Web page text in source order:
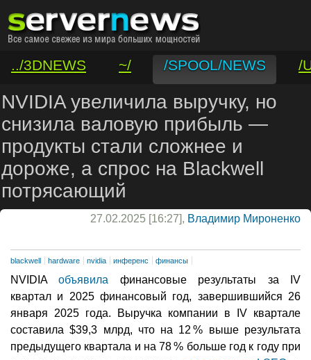
../3DNEWS ~/ /SPOOL/NEWS
/
/VAR/CONTACT
NVIDIA увеличила выручку, но
снизила валовую прибыль —
продукты стали сложнее и
дороже, а спрос на Blackwell
потрясающий
27.02.2025 [16:27], Владимир Мироненко
blackwell hardware nvidia инференс финансы
NVIDIAобъявила финансовые результаты за IV
квартал и 2025 финансовый год, завершившийся 26
января 2025 года. Выручка компании в IV квартале
составила $39,3 млрд, что на 12 % выше результата
предыдущего квартала и на 78 % больше год к году при